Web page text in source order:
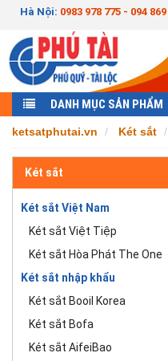
Hà Nội: 0983 978 775 - 094
DANH MỤC SẢN PHẨM
ketsatphutai.vn Két sắt
Két sắt
Két sắt Việt Nam
Két sắt Việt Tiệp
Két sắt Hòa Phát The One
Két sắt nhập khẩu
Két sắt Booil Korea
Két sắt Bofa
Két sắt AifeiBao